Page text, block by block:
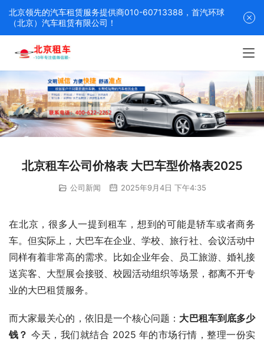
北京租车公司价格表 大巴车型价格表2025
公司新闻 2025年9月4日 下午4:35
在北京，很多人一提到租车，想到的可能是轿车或者商务
车。但实际上，大巴车在企业、学校、旅行社、会议活动中
同样有着非常高的需求。比如企业年会、员工旅游、婚礼接
送宾客、大型展会接驳、校园活动组织等场景，都离不开专
业的大巴租赁服务。
而大家最关心的，依旧是一个核心问题： 大巴租车到底多少
钱？ 今天，我们就结合 2025 年的市场行情，整理一份实
北京领先的汽车租赁服务提供商010-60713388，首汽环球
（北京）汽车租赁有限公司！